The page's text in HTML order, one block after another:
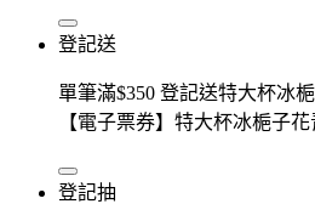
登記送
單筆滿$350 登記送特大杯冰
【電子票券】特大杯冰梔子
登記抽